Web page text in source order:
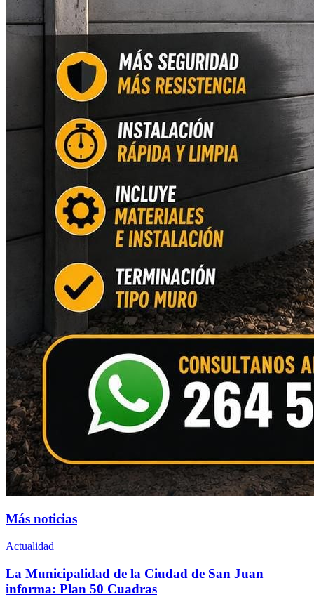
Más noticias
Actualidad
La Municipalidad de la Ciudad de San Juan
informa: Plan 50 Cuadras